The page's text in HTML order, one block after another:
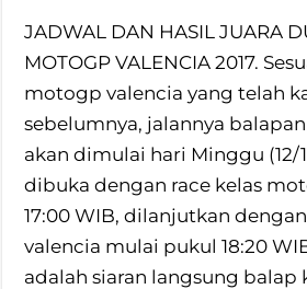
JADWAL DAN HASIL JUARA
MOTOGP VALENCIA 2017.
motogp valencia yang telah
sebelumnya, jalannya
akan dimulai hari Minggu (12/
dibuka dengan race kelas
17:00 WIB, dilanjutkan
valencia mulai pukul 18:20
adalah siaran langsung balap